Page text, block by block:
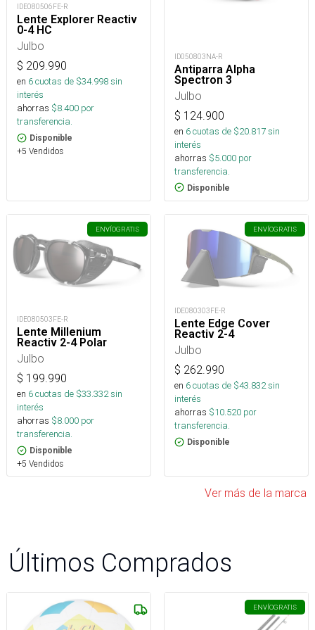
IDE080506FE-R
Lente Explorer Reactiv
0-4 HC
Julbo
$ 209.990
en 6cuotas de $34.998sin
interés
ahorras $8.400 por
transferencia.
Disponible
+5 Vendidos
ID050803NA-R
Antiparra Alpha
Spectron 3
Julbo
$ 124.900
en 6cuotas de $20.817sin
interés
ahorras $5.000 por
transferencia.
Disponible
ENVÍOGRATIS
IDE080503FE-R
Lente Millenium
Reactiv 2-4 Polar
Julbo
$ 199.990
en 6cuotas de $33.332sin
interés
ahorras $8.000 por
transferencia.
Disponible
+5 Vendidos
ENVÍOGRATIS
IDE080303FE-R
Lente Edge Cover
Reactiv 2-4
Julbo
$ 262.990
en 6cuotas de $43.832sin
interés
ahorras $10.520 por
transferencia.
Disponible
Ver más de la marca
Últimos Comprados
ENVÍOGRATIS